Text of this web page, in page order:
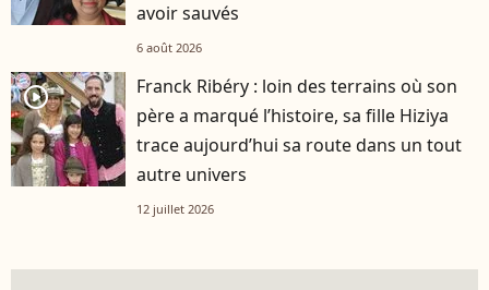
avoir sauvés
6 août 2026
player2
Franck Ribéry : loin des terrains où son
père a marqué l’histoire, sa fille Hiziya
trace aujourd’hui sa route dans un tout
autre univers
12 juillet 2026